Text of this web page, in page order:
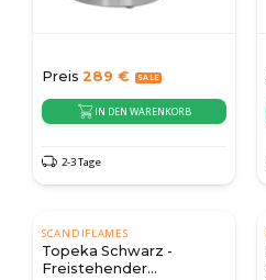
Preis 289 €
IN DEN WARENKORB
2-3 Tage
SCANDIFLAMES
Topeka Schwarz -
Freistehender